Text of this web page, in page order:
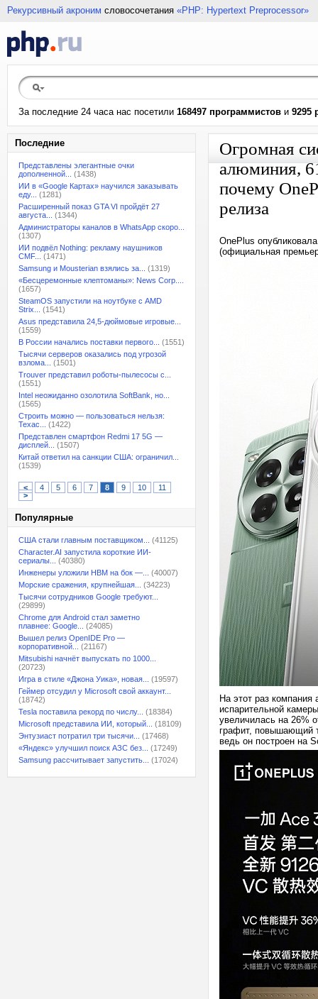
Рекурсивный акроним словосочетания «PHP: Hypertext Preprocessor»
За последние 24 часа нас посетили 168497 программистов и 9295
Последние
Представлены элегантные очки
дополненной...
(1438)
ИИ в «Google Картах» научился заказывать
еду...
(1281)
Расширенный показ GTA VI пройдёт 27
августа...
(1344)
Администраторы каналов в WhatsApp скоро...
(1307)
ИИ подвёл Nothing: рекламу наушников
CMF...
(1471)
Samsung и Mousterian взялись за...
(1319)
«Бесцеремонные клептоманы»: News Corp....
(1657)
SteamOS запустили на ноутбуке с AMD
Strix...
(1541)
Asus представила 24,5-дюймовые игровые...
(1559)
В России начались поставки первого...
(1551)
Тысячи серверов оказались под угрозой
взлома...
(1501)
Trouver представил роботы-пылесосы с...
(1551)
Intel неожиданно озолотила SoftBank, но...
(1565)
Строить можно — пользоваться нельзя:
Техас...
(1422)
Представлен смартфон Redmi 17 5G —
дисплей...
(1507)
Китай ответил на санкции США: ограничил...
(1539)
< 4 5 6 7 8 9 10
11
>
Популярные
США стали главным поставщиком...
(41125)
Character.AI запустила короткие ИИ-
сериалы...
(40380)
Инженеры уложили HBM на бок —...
(40007)
Морские сражения, крупнейшая...
(34223)
Тысячи сотрудников Google требуют...
(29899)
Chrome для Android стал заметно
плавнее: Google...
(24085)
Вышел релиз OpenIDE Pro —
корпоративной...
(21167)
Mitsubishi начнёт выпускать по 1000...
(20723)
Игра в стиле «Джона Уика», новая...
(19597)
Геймер отсудил у Microsoft свой аккаунт...
(18742)
Tesla поставила рекорд по числу...
(18384)
Microsoft представила ИИ, который...
(18109)
Энтузиаст потратил три тысячи...
(17468)
«Яндекс» улучшил поиск АЗС без...
(17249)
Samsung рассчитывает запустить...
(17024)
Огромная
алюминия,
почему
релиза
OnePlus
(официальная
На этот раз
испарительной
увеличилась на 26%
графит, повышающий
ведь он построен на